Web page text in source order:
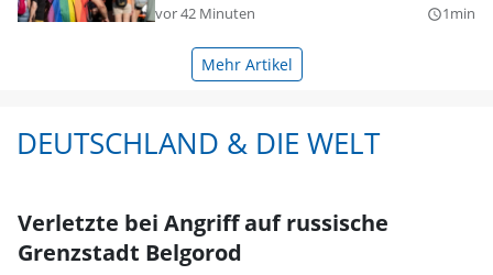
vor 42 Minuten query_builder1min
Mehr Artikel
DEUTSCHLAND & DIE WELT
Verletzte bei Angriff auf russische
Grenzstadt Belgorod